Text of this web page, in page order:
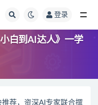
登录
白到AI达人》一学
荐，资深AI专家联合撰